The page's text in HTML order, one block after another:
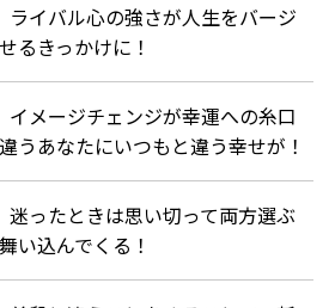
イバル心の強さが人生をバージ
るきっかけに！
メージチェンジが幸運への糸口
うあなたにいつもと違う幸せが！
ったときは思い切って両方選ぶ
い込んでくる！